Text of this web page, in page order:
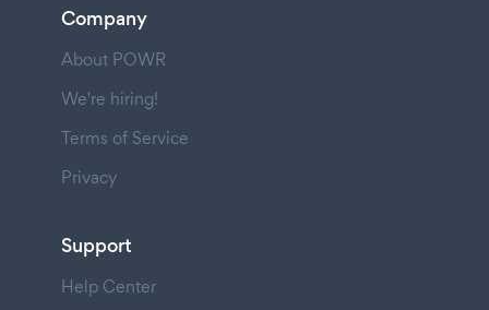
Company
About POWR
We're hiring!
Terms of Service
Privacy
Support
Help Center